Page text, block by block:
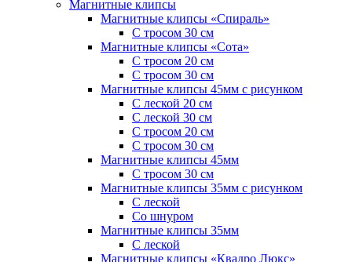
Магнитные клипсы
Магнитные клипсы «Спираль»
С тросом 30 см
Магнитные клипсы «Сота»
С тросом 20 см
С тросом 30 см
Магнитные клипсы 45мм с рисунком
С леской 20 см
С леской 30 см
С тросом 20 см
С тросом 30 см
Магнитные клипсы 45мм
С тросом 30 см
Магнитные клипсы 35мм с рисунком
С леской
Со шнуром
Магнитные клипсы 35мм
С леской
Магнитные клипсы «Квадро Люкс»